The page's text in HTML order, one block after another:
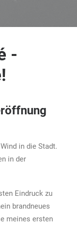
-
in die Stadt.
in der
Eindruck zu
brandneues
meines ersten